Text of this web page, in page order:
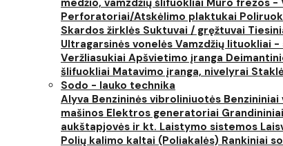
medžio, vamzdžių šlifuokliai Mūro frezos -
Perforatoriai/Atskėlimo plaktukai
Skardos žirklės Suktuvai / gręžtuvai
Ultragarsinės vonelės Vamzdžių lituokliai
Veržliasukiai Apšvietimo įranga
šlifuokliai Matavimo įranga, nivelyrai
Sodo - lauko technika
Alyva Benzininės vibroliniuotės Benzininiai
mašinos Elektros generatoriai
aukštapjovės ir kt. Laistymo sistemos
Polių kalimo kaltai (Poliakalės) Rankiniai